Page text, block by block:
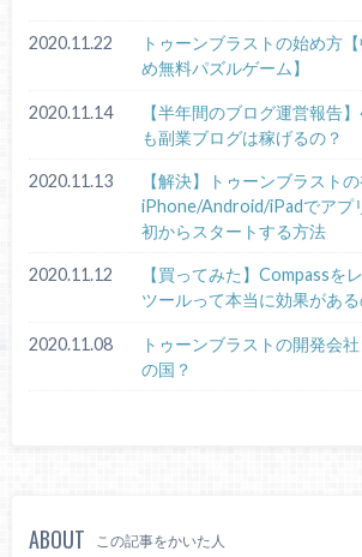
2020.11.22
トゥーンブラストの始め方
め無料パズルゲーム】
2020.11.14
【半年間のブログ運営報告
も副業ブログは稼げるの？
2020.11.13
【解決】トゥーンブラスト
iPhone/Android/iPadでアプ
初からスタートする方法
2020.11.12
【買ってみた】Compassを
ツールって本当に効果があ
2020.11.08
トゥーンブラストの開発会
の国？
ABOUT この記事をかいた人